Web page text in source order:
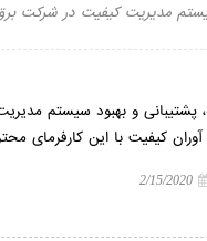
مدیریت کیفیت در شرکت برق
پشتیبانی و بهبود
با این کارفرمای محترم به سال
2/15/2020